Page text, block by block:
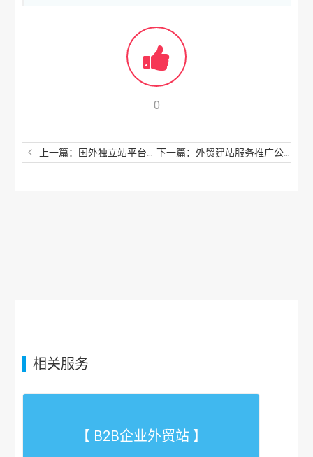
0
上一篇：国外独立站平台有哪些？这些你一定要知道
相关服务
【 B2B企业外贸站 】